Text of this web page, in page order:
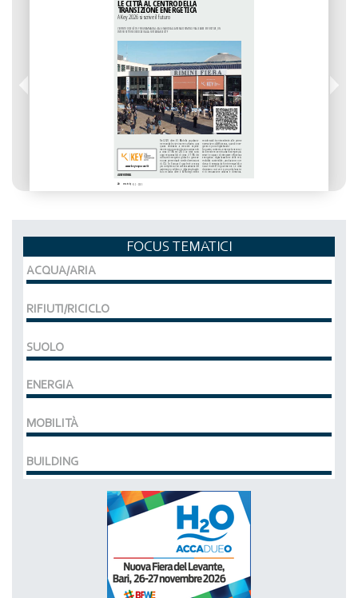
FOCUS TEMATICI
ACQUA/ARIA
RIFIUTI/RICICLO
SUOLO
ENERGIA
MOBILITÀ
BUILDING
DAL 07-03-2028 AL 10-03-2028,